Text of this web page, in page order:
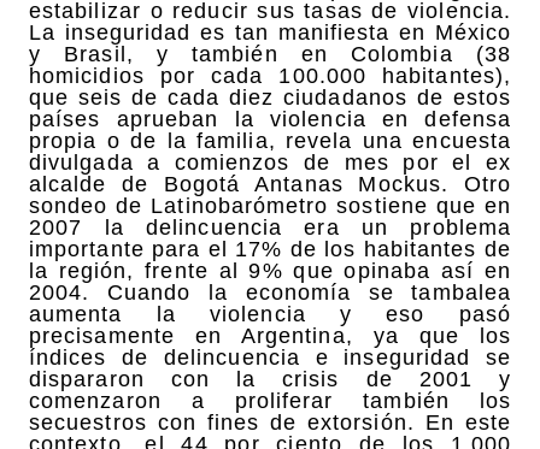
estabilizar o reducir sus tasas de violencia.
La inseguridad es tan manifiesta en México
y Brasil, y también en Colombia (38
homicidios por cada 100.000 habitantes),
que seis de cada diez ciudadanos de estos
países aprueban la violencia en defensa
propia o de la familia, revela una encuesta
divulgada a comienzos de mes por el ex
alcalde de Bogotá Antanas Mockus. Otro
sondeo de Latinobarómetro sostiene que en
2007 la delincuencia era un problema
importante para el 17% de los habitantes de
la región, frente al 9% que opinaba así en
2004. Cuando la economía se tambalea
aumenta la violencia y eso pasó
precisamente en Argentina, ya que los
índices de delincuencia e inseguridad se
dispararon con la crisis de 2001 y
comenzaron a proliferar también los
secuestros con fines de extorsión. En este
contexto, el 44 por ciento de los 1.000